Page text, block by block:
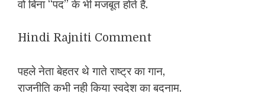
वो बिना “पद” के भी मजबूत होते हैं.
Hindi Rajniti Comment
पहले नेता बेहतर थे गाते राष्ट्र का गान,
राजनीति कभी नही किया स्वदेश का बदनाम.